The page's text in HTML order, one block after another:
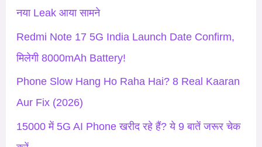
नया Leak आया सामने
Redmi Note 17 5G India Launch Date Confirm,
मिलेगी 8000mAh Battery!
Phone Slow Hang Ho Raha Hai? 8 Real Kaaran
Aur Fix (2026)
15000 में 5G AI Phone खरीद रहे हैं? ये 9 बातें जरूर चेक